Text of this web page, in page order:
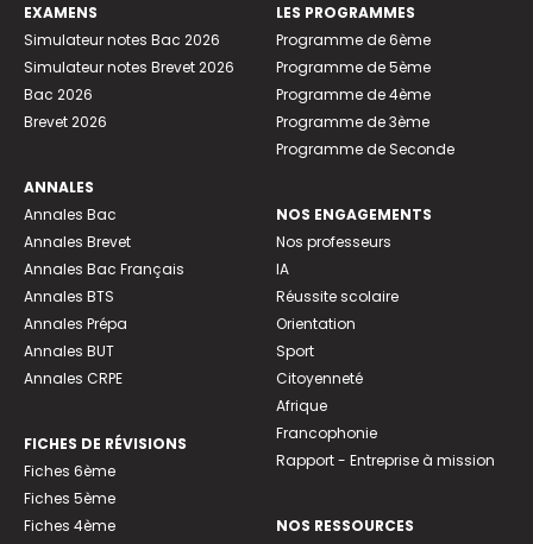
EXAMENS
Simulateur notes Bac 2026
Simulateur notes Brevet 2026
Bac 2026
Brevet 2026
ANNALES
Annales Bac
Annales Brevet
Annales Bac Français
Annales BTS
Annales Prépa
Annales BUT
Annales CRPE
FICHES DE RÉVISIONS
Fiches 6ème
Fiches 5ème
Fiches 4ème
LES PROGRAMMES
Programme de 6ème
Programme de 5ème
Programme de 4ème
Programme de 3ème
Programme de Seconde
NOS ENGAGEMENTS
Nos professeurs
IA
Réussite scolaire
Orientation
Sport
Citoyenneté
Afrique
Francophonie
Rapport - Entreprise à mission
NOS RESSOURCES